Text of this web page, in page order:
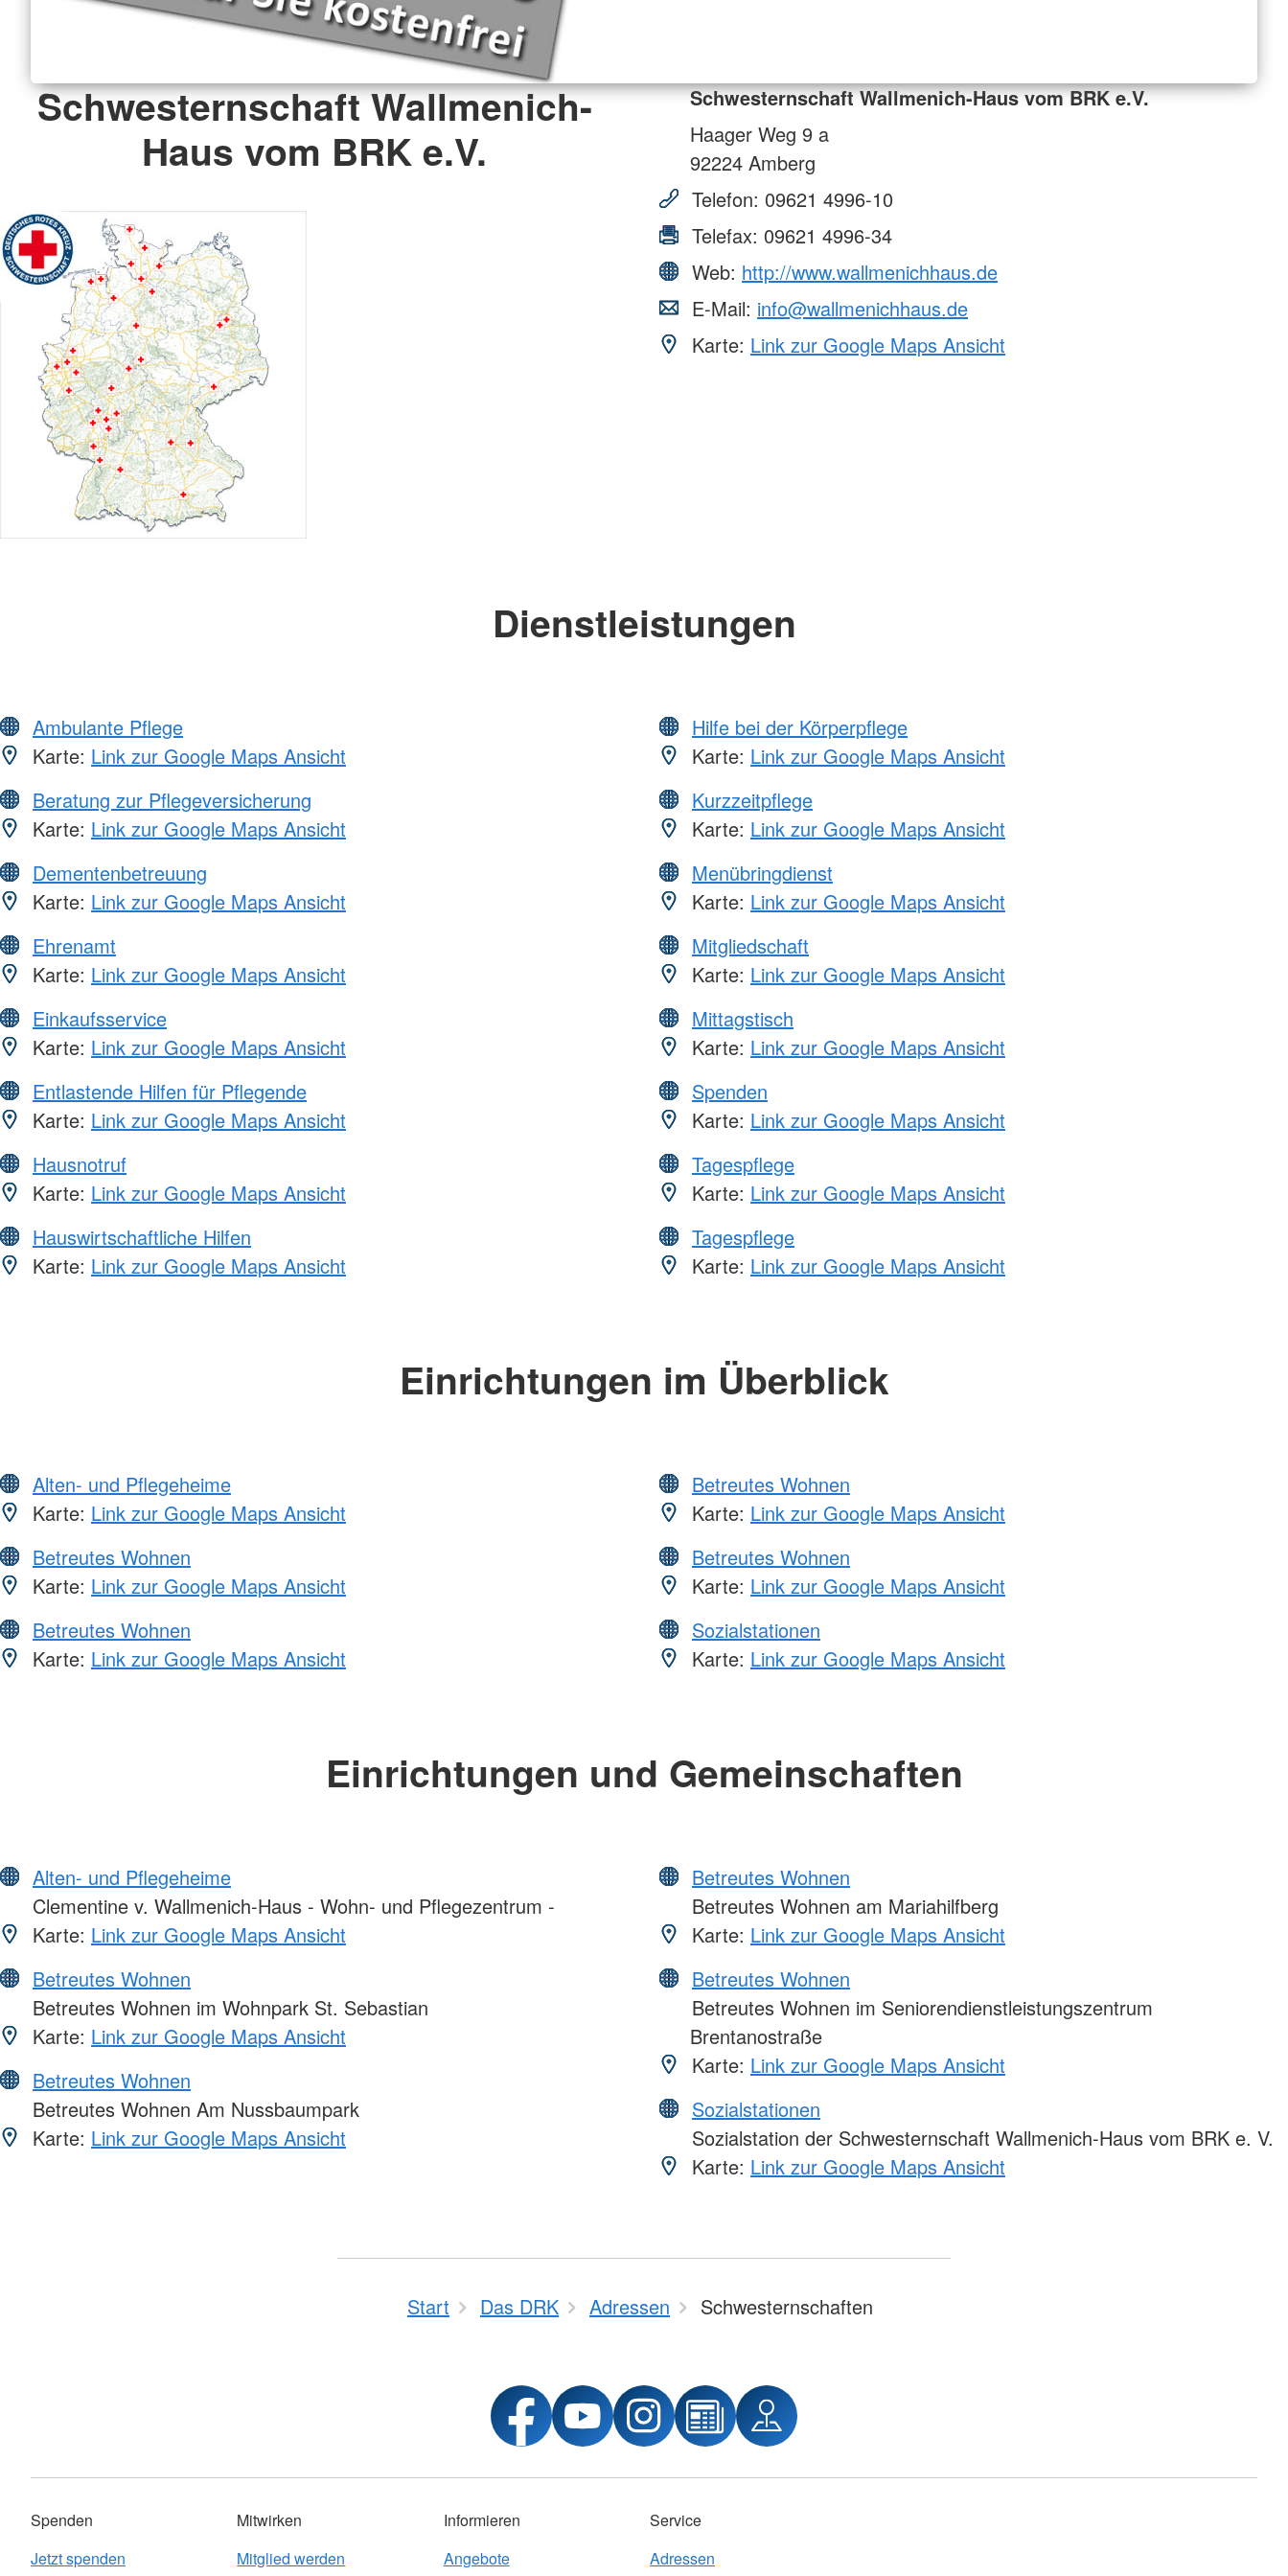
Schwesternschaft Wallmenich-
Haus vom BRK e.V.
Schwesternschaft Wallmenich-Haus vom BRK e.V.
Haager Weg 9 a
92224 Amberg
Telefon: 09621 4996-10
Telefax: 09621 4996-34
Web: http://www.wallmenichhaus.de
E-Mail: info@wallmenichhaus.de
Karte: Link zur Google Maps Ansicht
Dienstleistungen
Ambulante Pflege
Karte: Link zur Google Maps Ansicht
Beratung zur Pflegeversicherung
Karte: Link zur Google Maps Ansicht
Dementenbetreuung
Karte: Link zur Google Maps Ansicht
Ehrenamt
Karte: Link zur Google Maps Ansicht
Einkaufsservice
Karte: Link zur Google Maps Ansicht
Entlastende Hilfen für Pflegende
Karte: Link zur Google Maps Ansicht
Hausnotruf
Karte: Link zur Google Maps Ansicht
Hauswirtschaftliche Hilfen
Karte: Link zur Google Maps Ansicht
Hilfe bei der Körperpflege
Karte: Link zur Google Maps Ansicht
Kurzzeitpflege
Karte: Link zur Google Maps Ansicht
Menübringdienst
Karte: Link zur Google Maps Ansicht
Mitgliedschaft
Karte: Link zur Google Maps Ansicht
Mittagstisch
Karte: Link zur Google Maps Ansicht
Spenden
Karte: Link zur Google Maps Ansicht
Tagespflege
Karte: Link zur Google Maps Ansicht
Tagespflege
Karte: Link zur Google Maps Ansicht
Einrichtungen im Überblick
Alten- und Pflegeheime
Karte: Link zur Google Maps Ansicht
Betreutes Wohnen
Karte: Link zur Google Maps Ansicht
Betreutes Wohnen
Karte: Link zur Google Maps Ansicht
Betreutes Wohnen
Karte: Link zur Google Maps Ansicht
Betreutes Wohnen
Karte: Link zur Google Maps Ansicht
Sozialstationen
Karte: Link zur Google Maps Ansicht
Einrichtungen und Gemeinschaften
Alten- und Pflegeheime
Clementine v. Wallmenich-Haus - Wohn- und Pflegezentrum -
Karte: Link zur Google Maps Ansicht
Betreutes Wohnen
Betreutes Wohnen im Wohnpark St. Sebastian
Karte: Link zur Google Maps Ansicht
Betreutes Wohnen
Betreutes Wohnen Am Nussbaumpark
Karte: Link zur Google Maps Ansicht
Betreutes Wohnen
Betreutes Wohnen am Mariahilfberg
Karte: Link zur Google Maps Ansicht
Betreutes Wohnen
Betreutes Wohnen im Seniorendienstleistungszentrum
Brentanostraße
Karte: Link zur Google Maps Ansicht
Sozialstationen
Sozialstation der Schwesternschaft Wallmenich-Haus vom BRK e. V.
Karte: Link zur Google Maps Ansicht
Start Das DRK Adressen Schwesternschaften
Spenden
Jetzt spenden
Mitwirken
Mitglied werden
Informieren
Angebote
Service
Adressen